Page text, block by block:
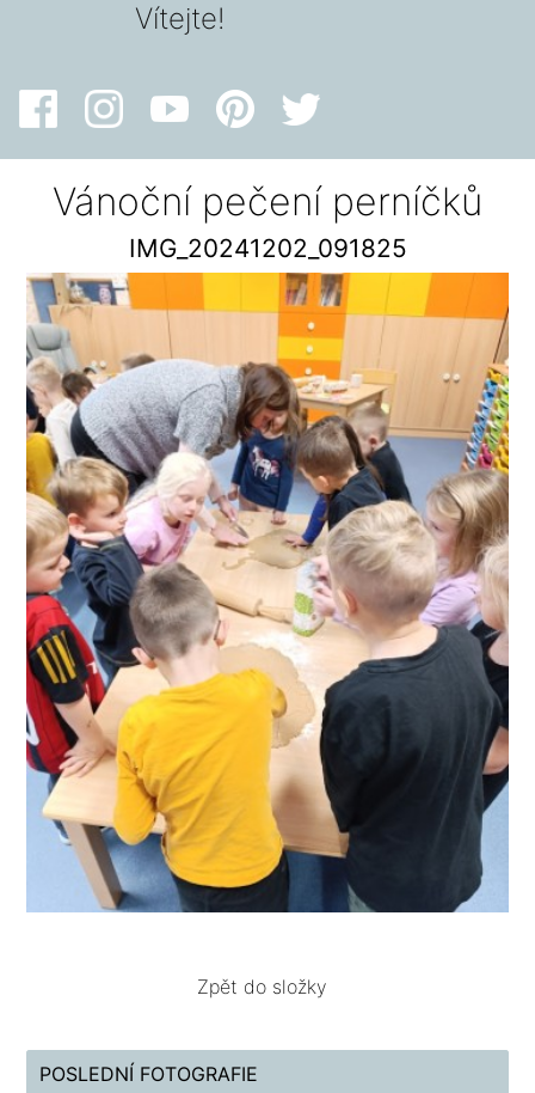
Vítejte!
Vánoční pečení perníčků
IMG_20241202_091825
Zpět do složky
POSLEDNÍ FOTOGRAFIE